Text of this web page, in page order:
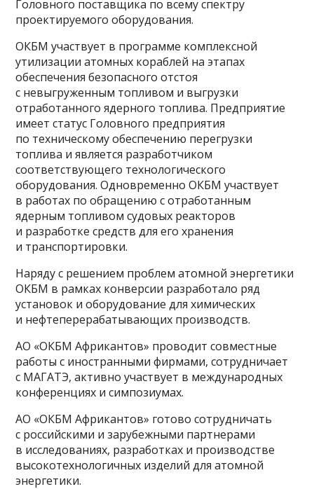
Головного поставщика по всему спектру
проектируемого оборудования.
ОКБМ участвует в программе комплексной
утилизации атомных кораблей на этапах
обеспечения безопасного отстоя
с невыгруженным топливом и выгрузки
отработанного ядерного топлива. Предприятие
имеет статус Головного предприятия
по техническому обеспечению перегрузки
топлива и является разработчиком
соответствующего технологического
оборудования. Одновременно ОКБМ участвует
в работах по обращению с отработанным
ядерным топливом судовых реакторов
и разработке средств для его хранения
и транспортировки.
Наряду с решением проблем атомной энергетики
ОКБМ в рамках конверсии разработало ряд
установок и оборудование для химических
и нефтеперерабатывающих производств.
АО «ОКБМ Африкантов» проводит совместные
работы с иностранными фирмами, сотрудничает
с МАГАТЭ, активно участвует в международных
конференциях и симпозиумах.
АО «ОКБМ Африкантов» готово сотрудничать
с российскими и зарубежными партнерами
в исследованиях, разработках и производстве
высокотехнологичных изделий для атомной
энергетики.